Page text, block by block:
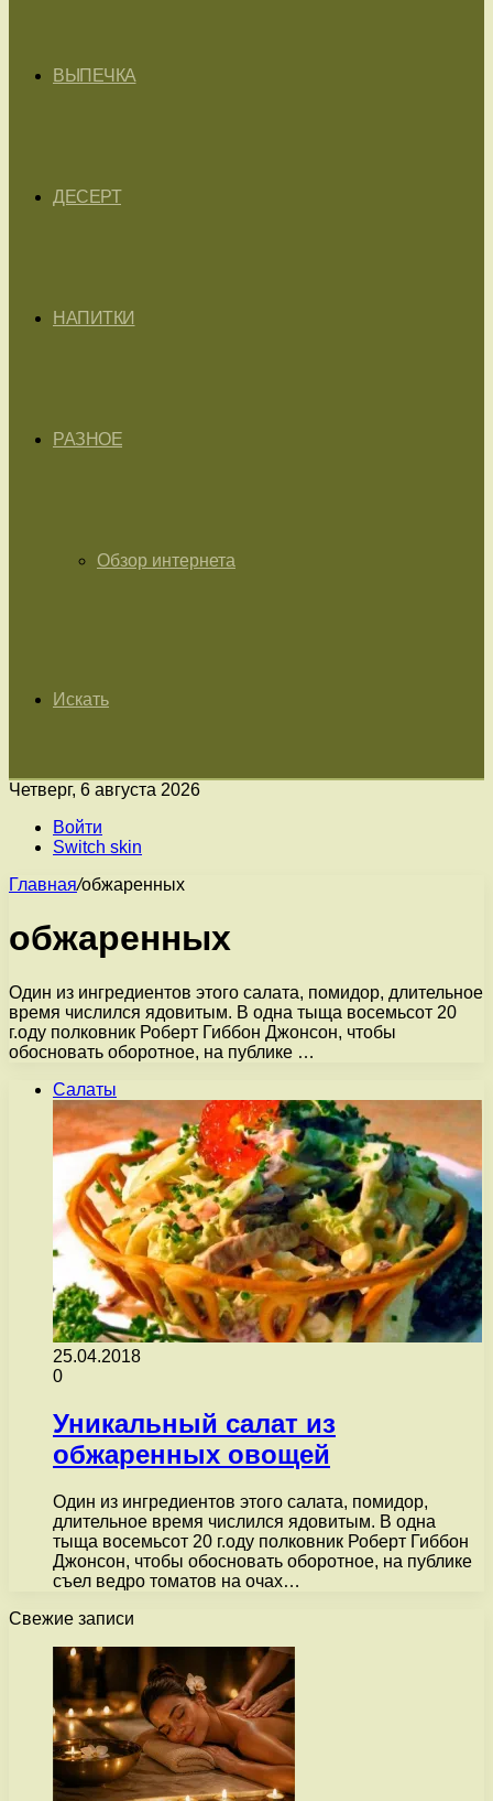
ВЫПЕЧКА
ДЕСЕРТ
НАПИТКИ
РАЗНОЕ
Обзор интернета
Искать
Четверг, 6 августа 2026
Войти
Switch skin
Главная/обжаренных
обжаренных
Один из ингредиентов этого салата, помидор, длительное
время числился ядовитым. В одна тыща восемьсот 20
г.оду полковник Роберт Гиббон Джонсон, чтобы
обосновать оборотное, на публике …
Салаты
25.04.2018
0
Уникальный салат из
обжаренных овощей
Один из ингредиентов этого салата, помидор,
длительное время числился ядовитым. В одна
тыща восемьсот 20 г.оду полковник Роберт Гиббон
Джонсон, чтобы обосновать оборотное, на публике
съел ведро томатов на очах…
Свежие записи